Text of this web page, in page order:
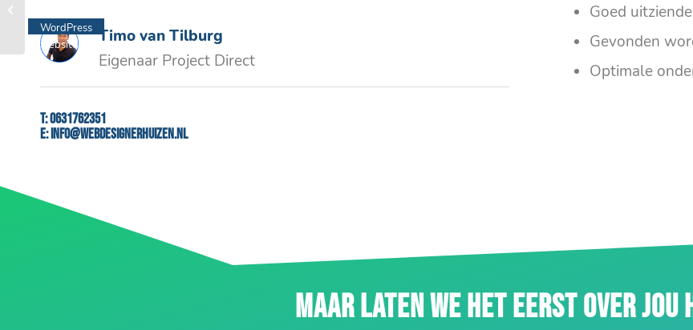
Timo van Tilburg
Eigenaar Project Direct
T:0631762351
E:info@webdesignerhuizen.nl
Goed
Gevonden
Optimale
MAAR LATEN WE HET EERST OVER
WordPress
website